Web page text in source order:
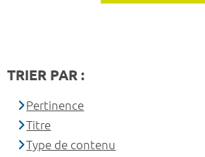
TRIER PAR :
Pertinence
Titre
Type de contenu